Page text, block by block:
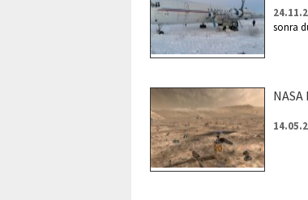
sonra
NASA